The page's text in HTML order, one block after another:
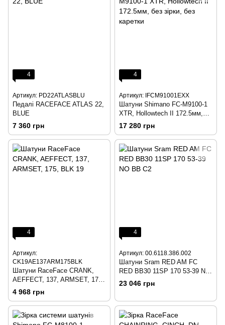
4
Артикул: PD22ATLASBLU
Педалі RACEFACE ATLAS 22,
BLUE
7 360 грн
4
Артикул: IFCM91001EXX
Шатуни Shimano FC-M9100-1
XTR, Hollowtech II 172.5мм,
без зірки, без каретки
17 280 грн
4
Артикул:
CK19AE137ARM175BLK
Шатуни RaceFace CRANK,
AEFFECT, 137, ARMSET, 175,
BLK 19
4 968 грн
4
Артикул: 00.6118.386.002
Шатуни Sram RED AM FC
RED BB30 11SP 170 53-39 NO
BB C2
23 046 грн